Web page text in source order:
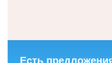
Есть